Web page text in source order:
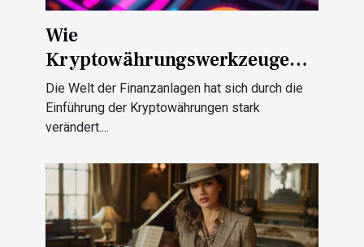
Wie
Kryptowährungswerkzeuge
Anlegern helfen, den Markt zu
verstehen
Die Welt der Finanzanlagen hat sich durch die
Einführung der Kryptowährungen stark
verändert....